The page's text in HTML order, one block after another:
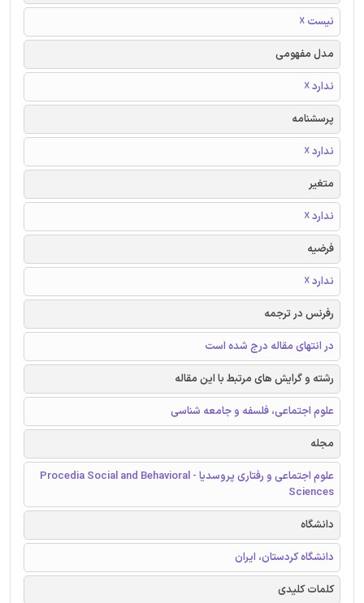
نیست ☓
مدل مفهومی
ندارد ☓
پرسشنامه
ندارد ☓
متغیر
ندارد ☓
فرضیه
ندارد ☓
رفرنس در ترجمه
در انتهای مقاله درج شده است
رشته و گرایش های مرتبط با این مقاله
علوم اجتماعی، فلسفه و جامعه شناسی
مجله
علوم اجتماعی و رفتاری پروسدیا - Procedia Social and Behavioral
Sciences
دانشگاه
دانشگاه کردستان، ایران
کلمات کلیدی